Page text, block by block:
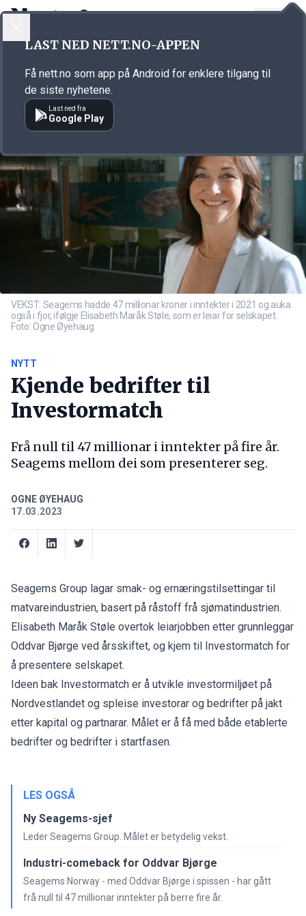
Annonsørinnhold
VEKST: Seagems hadde 47 millionar kroner i inntekter i 2021 og auka
også i fjor, ifølgje Elisabeth Maråk Støle, som er leiar for selskapet.
Foto: Ogne Øyehaug
NYTT
Kjende bedrifter til
Investormatch
Frå null til 47 millionar i inntekter på fire år.
Seagems mellom dei som presenterer seg.
OGNE ØYEHAUG
17.03.2023
Seagems Group lagar smak- og ernæringstilsettingar til
matvareindustrien, basert på råstoff frå sjømatindustrien.
Elisabeth Maråk Støle overtok leiarjobben etter grunnleggar
Oddvar Bjørge ved årsskiftet, og kjem til Investormatch for
å presentere selskapet.
Ideen bak Investormatch er å utvikle investormiljøet på
Nordvestlandet og spleise investorar og bedrifter på jakt
etter kapital og partnarar. Målet er å få med både etablerte
bedrifter og bedrifter i startfasen.
LES OGSÅ
Ny Seagems-sjef
Leder Seagems Group. Målet er betydelig vekst.
Industri-comeback for Oddvar Bjørge
Seagems Norway - med Oddvar Bjørge i spissen - har gått
frå null til 47 millionar inntekter på berre fire år.
LAST NED NETT.NO-APPEN
Få nett.no som app på Android for enklere tilgang til
de siste nyhetene.
Last ned fra
Google Play